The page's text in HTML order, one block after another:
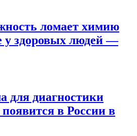
ломает химию
у здоровых людей —
для диагностики
в России в